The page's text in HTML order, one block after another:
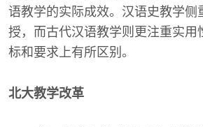
语教学的实际成效。汉语史教学侧
授，而古代汉语教学则更注重实用
标和要求上有所区别。
北大教学改革